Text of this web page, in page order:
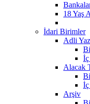
18 Yaş
İdari Birimler
Adli
İç
Alacak
İç
Arşiv